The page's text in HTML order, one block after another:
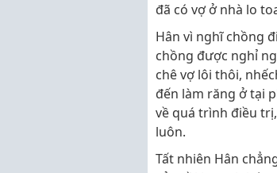
đã có vợ ở nhà lo
Hân vì nghĩ chồng
chồng được nghỉ
chê vợ lôi thôi,
đến làm răng ở tại
về quá trình điều
luôn.
Tất nhiên Hân